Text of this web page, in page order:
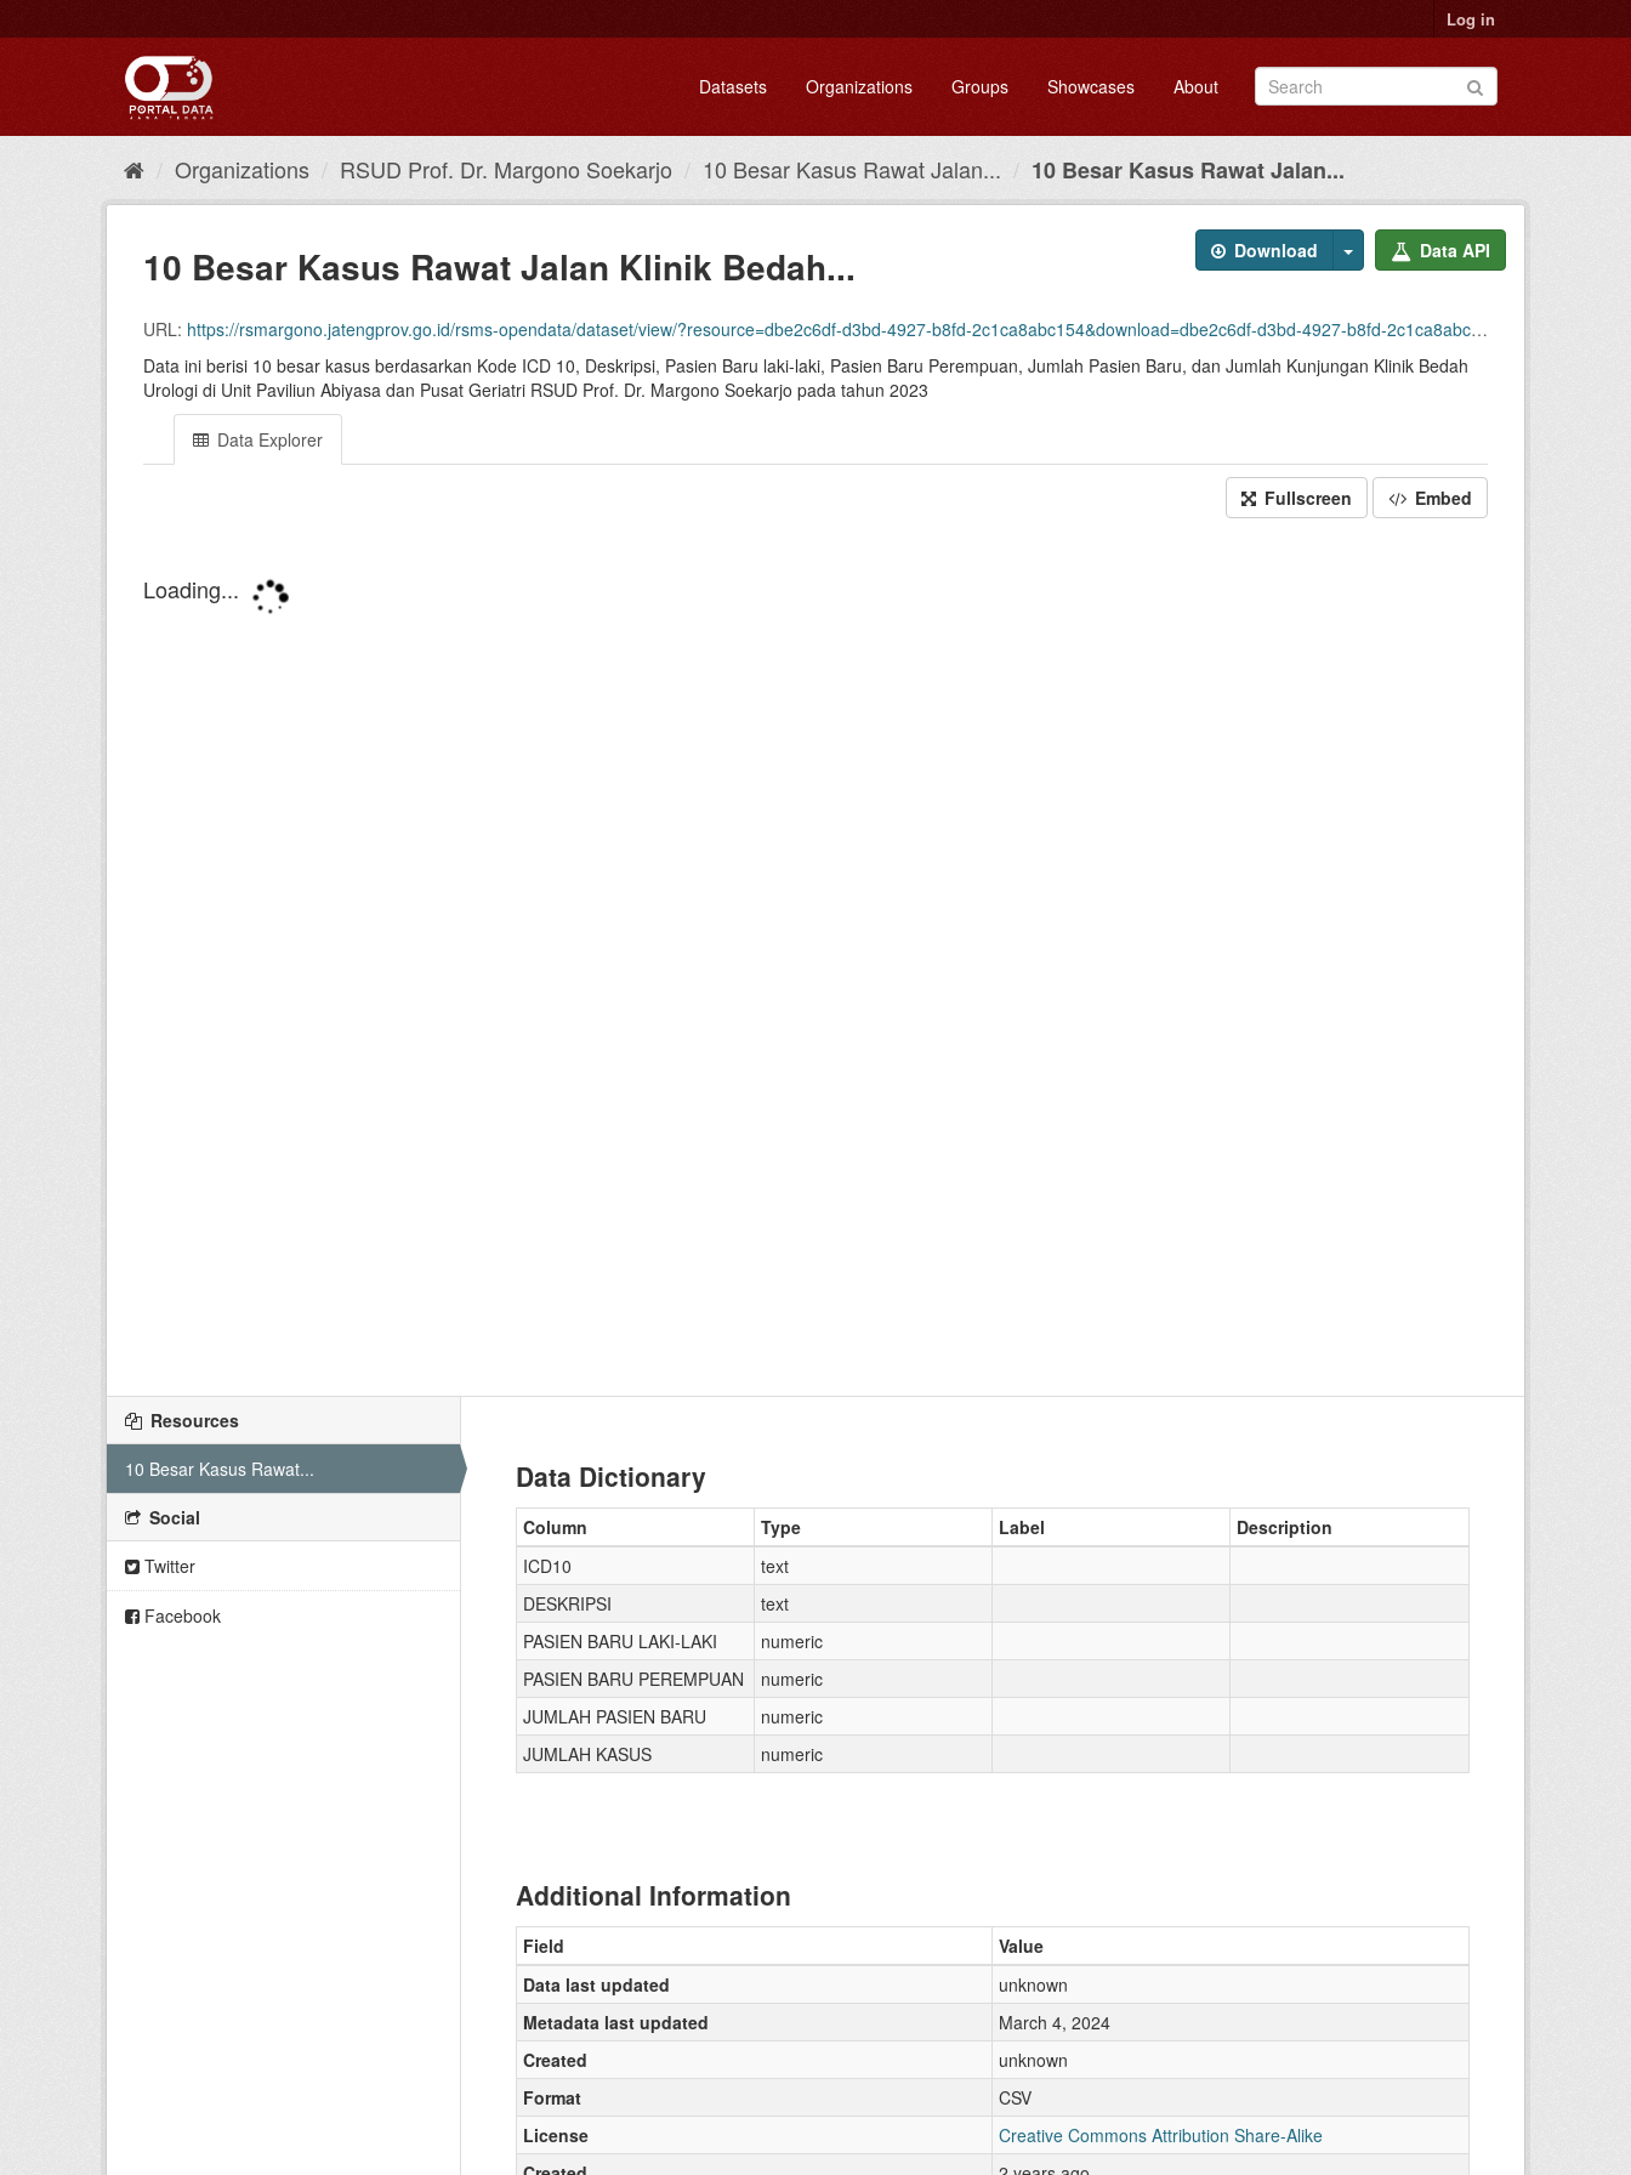
to
Log in
Datasets Organizations Groups Showcases About
Organizations RSUD Prof. Dr. Margono Soekarjo 10 Besar Kasus Rawat Jalan... 10 Besar Kasus Rawat Jalan...
Download Data API
10 Besar Kasus Rawat Jalan Klinik Bedah...
URL: https://rsmargono.jatengprov.go.id/rsms-opendata/dataset/view/?resource=dbe2c6df-d3bd-4927-b8fd-2c1ca8abc154&download=dbe2c6df-d3bd-4927-b8fd-2c1ca8abc154&name=10-besar-kasus-rawat-jalan-klinik-bedah-urologi-di-abiyasa-rsud-margono-soekarjo-2023.csv
Data ini berisi 10 besar kasus berdasarkan Kode ICD 10, Deskripsi, Pasien Baru laki-laki, Pasien Baru Perempuan, Jumlah Pasien Baru, dan Jumlah Kunjungan Klinik Bedah
Urologi di Unit Paviliun Abiyasa dan Pusat Geriatri RSUD Prof. Dr. Margono Soekarjo pada tahun 2023
Data Explorer
Fullscreen Embed
Resources
10 Besar Kasus Rawat...
Social
Twitter
Facebook
Data Dictionary
Column Type Label
Description
ICD10
text
DESKRIPSI
text
PASIEN BARU LAKI-LAKI
numeric
PASIEN BARU PEREMPUAN
numeric
JUMLAH PASIEN BARU
numeric
JUMLAH KASUS
numeric
Additional Information
Field
Value
Data last updated
unknown
Metadata last updated
March 4, 2024
Created
unknown
Format
CSV
License
Creative Commons Attribution Share-Alike